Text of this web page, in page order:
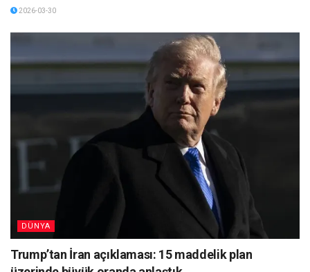
2026-03-30
DÜNYA
Trump’tan İran açıklaması: 15 maddelik plan